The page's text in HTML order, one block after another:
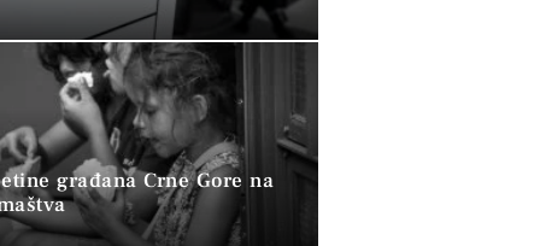
građana Crne Gore na